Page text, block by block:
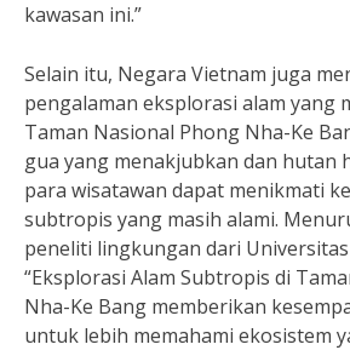
kawasan ini.”
Selain itu, Negara Vietnam juga
pengalaman eksplorasi alam yang
Taman Nasional Phong Nha-Ke
gua yang menakjubkan dan hutan
para wisatawan dapat menikmati
subtropis yang masih alami.
peneliti lingkungan dari
“Eksplorasi Alam Subtropis di
Nha-Ke Bang memberikan
untuk lebih memahami ekosistem